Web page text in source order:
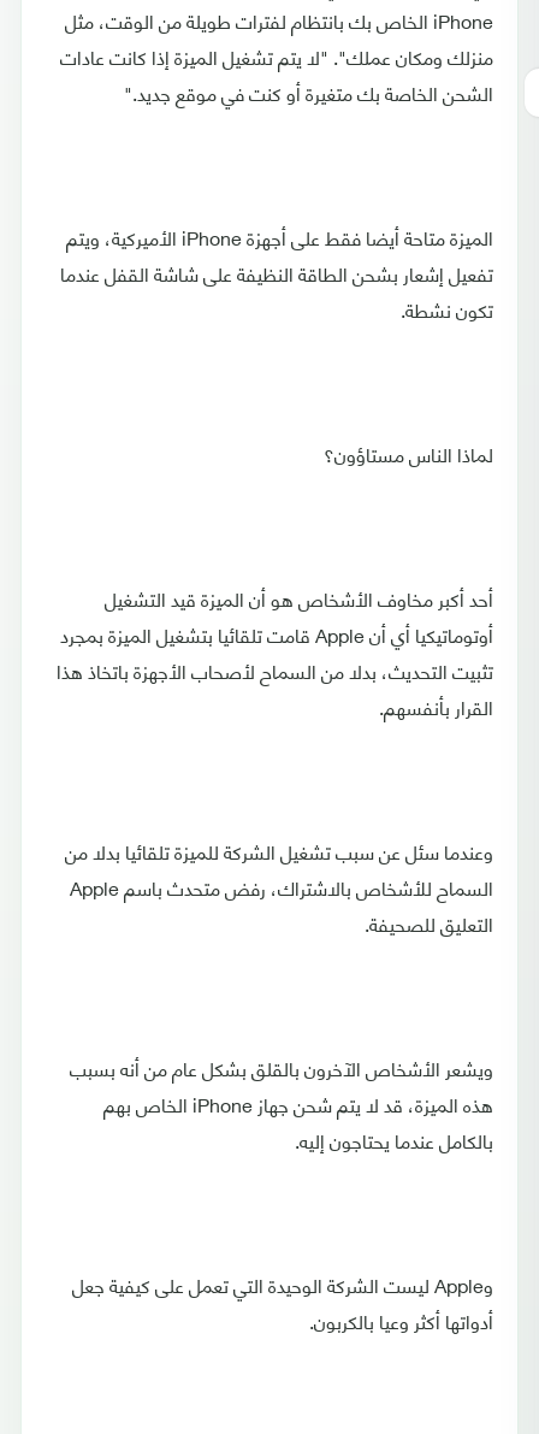
iPhone الخاص بك بانتظام لفترات طويلة من الوقت، مثل
منزلك ومكان عملك". "لا يتم تشغيل الميزة إذا كانت عادات
الشحن الخاصة بك متغيرة أو كنت في موقع جديد."
الميزة متاحة أيضا فقط على أجهزة iPhone الأميركية، ويتم
تفعيل إشعار بشحن الطاقة النظيفة على شاشة القفل عندما
تكون نشطة.
لماذا الناس مستاؤون؟
أحد أكبر مخاوف الأشخاص هو أن الميزة قيد التشغيل
أوتوماتيكيا أي أن Apple قامت تلقائيا بتشغيل الميزة بمجرد
تثبيت التحديث، بدلا من السماح لأصحاب الأجهزة باتخاذ هذا
القرار بأنفسهم.
وعندما سئل عن سبب تشغيل الشركة للميزة تلقائيا بدلا من
السماح للأشخاص بالاشتراك، رفض متحدث باسم Apple
التعليق للصحيفة.
ويشعر الأشخاص الآخرون بالقلق بشكل عام من أنه بسبب
هذه الميزة، قد لا يتم شحن جهاز iPhone الخاص بهم
بالكامل عندما يحتاجون إليه.
وApple ليست الشركة الوحيدة التي تعمل على كيفية جعل
أدواتها أكثر وعيا بالكربون.